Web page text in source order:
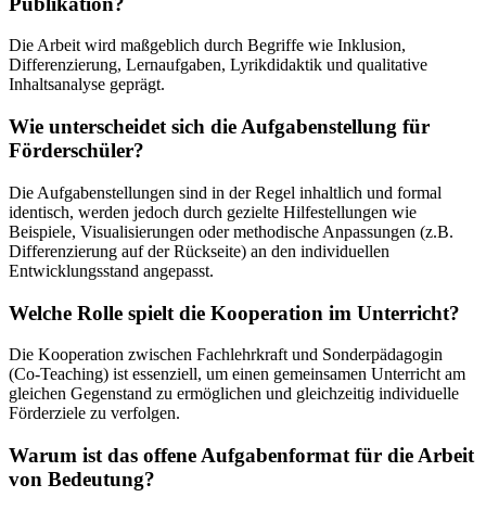
Die Arbeit wird maßgeblich durch Begriffe wie Inklusion,
Differenzierung, Lernaufgaben, Lyrikdidaktik und qualitative
Inhaltsanalyse geprägt.
Wie unterscheidet sich die Aufgabenstellung für
Förderschüler?
Die Aufgabenstellungen sind in der Regel inhaltlich und formal
identisch, werden jedoch durch gezielte Hilfestellungen wie
Beispiele, Visualisierungen oder methodische Anpassungen (z.B.
Differenzierung auf der Rückseite) an den individuellen
Entwicklungsstand angepasst.
Welche Rolle spielt die Kooperation im Unterricht?
Die Kooperation zwischen Fachlehrkraft und Sonderpädagogin
(Co-Teaching) ist essenziell, um einen gemeinsamen Unterricht am
gleichen Gegenstand zu ermöglichen und gleichzeitig individuelle
Förderziele zu verfolgen.
Warum ist das offene Aufgabenformat für die Arbeit
von Bedeutung?